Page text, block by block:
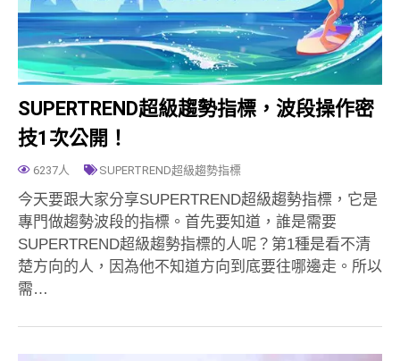
SUPERTREND超級趨勢指標，波段操作密
技1次公開！
6237人 SUPERTREND超級趨勢指標
今天要跟大家分享SUPERTREND超級趨勢指標，它是
專門做趨勢波段的指標。首先要知道，誰是需要
SUPERTREND超級趨勢指標的人呢？第1種是看不清
楚方向的人，因為他不知道方向到底要往哪邊走。所以
需…